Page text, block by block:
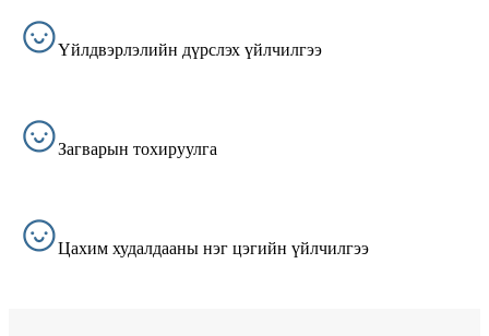
Үйлдвэрлэлийн дүрслэх үйлчилгээ
Загварын тохируулга
Цахим худалдааны нэг цэгийн үйлчилгээ